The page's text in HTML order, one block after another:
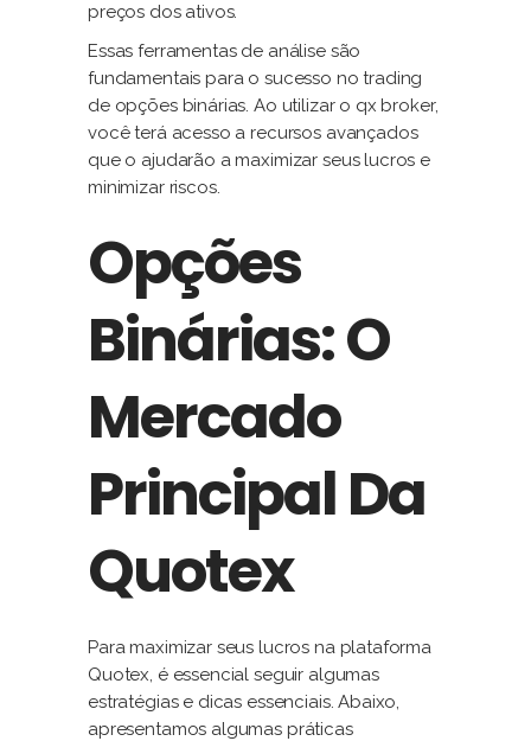
preços dos ativos.
Essas ferramentas de análise são
fundamentais para o sucesso no trading
de opções binárias. Ao utilizar o qx broker,
você terá acesso a recursos avançados
que o ajudarão a maximizar seus lucros e
minimizar riscos.
Opções
Binárias: O
Mercado
Principal Da
Quotex
Para maximizar seus lucros na plataforma
Quotex, é essencial seguir algumas
estratégias e dicas essenciais. Abaixo,
apresentamos algumas práticas